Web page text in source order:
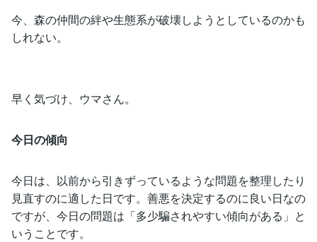
今、森の仲間の絆や生態系が破壊しようとしているのかも
しれない。
早く気づけ、ウマさん。
今日の傾向
今日は、以前から引きずっているような問題を整理したり
見直すのに適した日です。善悪を決定するのに良い日なの
ですが、今日の問題は「多少騙されやすい傾向がある」と
いうことです。